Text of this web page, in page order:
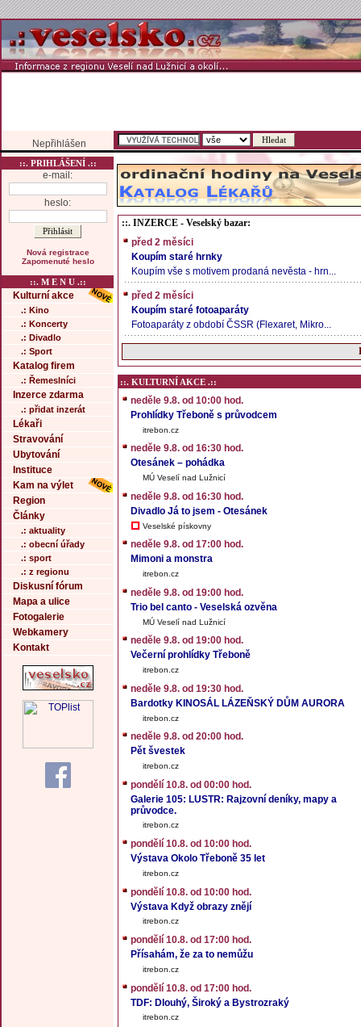
Nepřihlášen
::. PRIHLÁŠENÍ .::
e-mail:
heslo:
Nová registrace
Zapomenuté heslo
::. M E N U .::
Kulturní akce
.: Kino
.: Koncerty
.: Divadlo
.: Sport
Katalog firem
.: Řemeslníci
Inzerce zdarma
.: přidat inzerát
Lékaři
Stravování
Ubytování
Instituce
Kam na výlet
Region
Články
.: aktuality
.: obecní úřady
.: sport
.: z regionu
Diskusní fórum
Mapa a ulice
Fotogalerie
Webkamery
Kontakt
::. INZERCE - Veselský bazar:
před 2 měsíci
Koupím staré hrnky
Koupím vše s motivem prodaná nevěsta - hrn...
před 2 měsíci
Koupím staré fotoaparáty
Fotoaparáty z období ČSSR (Flexaret, Mikro...
::. KULTURNÍ AKCE .::
neděle 9.8. od 10:00 hod.
Prohlídky Třeboně s průvodcem
itrebon.cz
neděle 9.8. od 16:30 hod.
Otesánek – pohádka
MÚ Veselí nad Lužnicí
neděle 9.8. od 16:30 hod.
Divadlo Já to jsem - Otesánek
Veselské pískovny
neděle 9.8. od 17:00 hod.
Mimoni a monstra
itrebon.cz
neděle 9.8. od 19:00 hod.
Trio bel canto - Veselská ozvěna
MÚ Veselí nad Lužnicí
neděle 9.8. od 19:00 hod.
Večerní prohlídky Třeboně
itrebon.cz
neděle 9.8. od 19:30 hod.
Bardotky KINOSÁL LÁZEŇSKÝ DŮM AURORA
itrebon.cz
neděle 9.8. od 20:00 hod.
Pět švestek
itrebon.cz
pondělí 10.8. od 00:00 hod.
Galerie 105: LUSTR: Rajzovní deníky, mapy a
průvodce.
itrebon.cz
pondělí 10.8. od 10:00 hod.
Výstava Okolo Třeboně 35 let
itrebon.cz
pondělí 10.8. od 10:00 hod.
Výstava Když obrazy znějí
itrebon.cz
pondělí 10.8. od 17:00 hod.
Přísahám, že za to nemůžu
itrebon.cz
pondělí 10.8. od 17:00 hod.
TDF: Dlouhý, Široký a Bystrozraký
itrebon.cz